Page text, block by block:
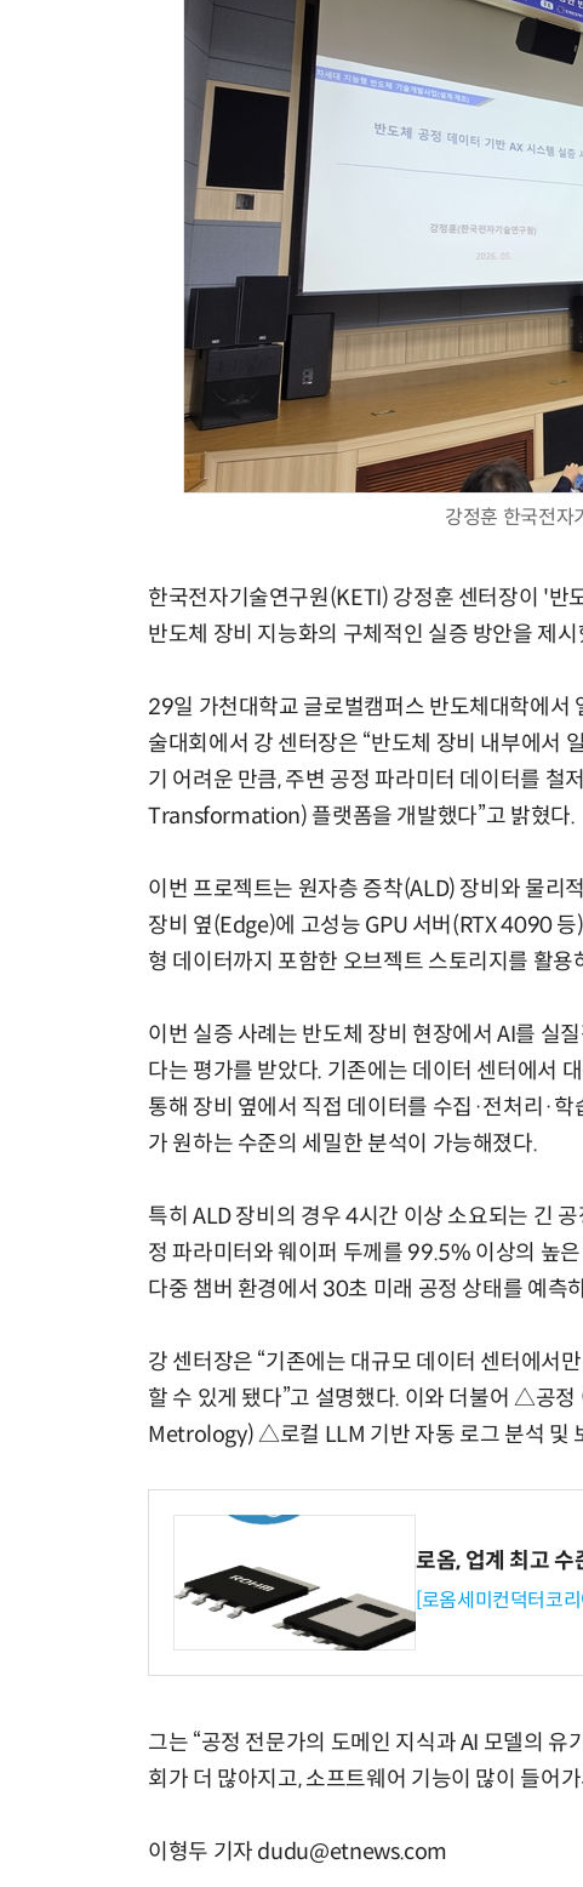
강정훈 한국전자
한국전자기술연구원(KETI) 강정훈 센터장이 '반
반도체 장비 지능화의 구체적인 실증 방안을 제시
29일 가천대학교 글로벌캠퍼스 반도체대학에
술대회에서 강 센터장은 “반도체 장비 내부에서
기 어려운 만큼, 주변 공정 파라미터 데이터를 철
Transformation) 플랫폼을 개발했다”고 밝혔다.
이번 프로젝트는 원자층 증착(ALD) 장비와 물리
장비 옆(Edge)에 고성능 GPU 서버(RTX 4090
형 데이터까지 포함한 오브젝트 스토리지를 활용
이번 실증 사례는 반도체 장비 현장에서 AI를 실
다는 평가를 받았다. 기존에는 데이터 센터에서
통해 장비 옆에서 직접 데이터를 수집·전처리·
가 원하는 수준의 세밀한 분석이 가능해졌다.
특히 ALD 장비의 경우 4시간 이상 소요되는 긴
정 파라미터와 웨이퍼 두께를 99.5% 이상의 높
다중 챔버 환경에서 30초 미래 공정 상태를 예측
강 센터장은 “기존에는 대규모 데이터 센터에서
할 수 있게 됐다”고 설명했다. 이와 더불어 △공
Metrology) △로컬 LLM 기반 자동 로그 분석 및
로옴, 업계 최고
[로옴세미컨덕터코
그는 “공정 전문가의 도메인 지식과 AI 모델의 유
회가 더 많아지고, 소프트웨어 기능이 많이 들어
이형두 기자 dudu@etnews.com